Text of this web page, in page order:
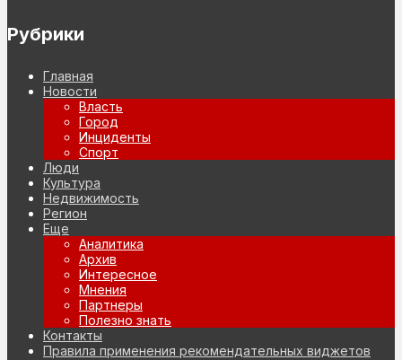
Рубрики
Главная
Новости
Власть
Город
Инциденты
Спорт
Люди
Культура
Недвижимость
Регион
Еще
Аналитика
Архив
Интересное
Мнения
Партнеры
Полезно знать
Контакты
Правила применения рекомендательных виджетов